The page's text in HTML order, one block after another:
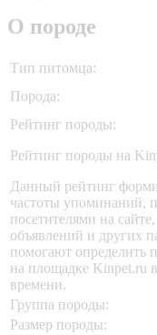
О породе
Тип питомца:
Порода:
Рейтинг породы:
Рейтинг породы на
Данный рейтинг
частоты упоминаний,
посетителями на
объявлений и других
помогают определить
на площадке Kinpet.ru
времени.
Группа породы:
Размер породы: